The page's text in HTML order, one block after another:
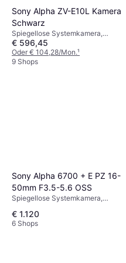
Sony Alpha ZV-E10L Kamera
Schwarz
Spiegellose Systemkamera,
CMOS
€ 596,45
Oder € 104,28/Mon.¹
9 Shops
Sony Alpha 6700 + E PZ 16-
50mm F3.5-5.6 OSS
Spiegellose Systemkamera,
Gesichtserkennung,
Sequenzaufnahme, 493g
€ 1.120
6 Shops